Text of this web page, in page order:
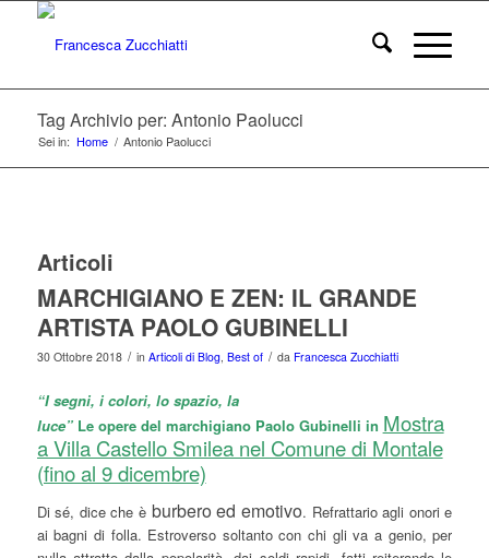
Tag Archivio per: Antonio Paolucci
Sei in: Home / Antonio Paolucci
Articoli
MARCHIGIANO E ZEN: IL GRANDE
ARTISTA PAOLO GUBINELLI
30 Ottobre 2018 / in Articoli di Blog, Best of / da Francesca Zucchiatti
“I segni, i colori, lo spazio, la
luce” Le opere del marchigiano Paolo Gubinelli in Mostra
a Villa Castello Smilea nel Comune di Montale
(fino al 9 dicembre)
Di sé, dice che è burbero ed emotivo. Refrattario agli onori e
ai bagni di folla. Estroverso soltanto con chi gli va a genio, per